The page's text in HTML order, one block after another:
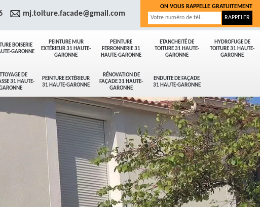
BOISERIE
GARONNE
PEINTURE MUR
EXTÉRIEUR 31 HAUTE-
GARONNE
PEINTURE
FERRONNERIE 31
HAUTE-GARONNE
ETANCHEITÉ DE
TOITURE 31 HAUTE-
GARONNE
HYDROFUGE DE
TOITURE 31 HAUTE-
GARONNE
DE
31 HAUTE-
PEINTURE EXTÉRIEUR
31 HAUTE-GARONNE
RÉNOVATION DE
FAÇADE 31 HAUTE-
GARONNE
ENDUITE DE FAÇADE
31 HAUTE-GARONNE
mj.toiture.facade@gmail.com
ON VOUS RAPPELLE GRATUITEMENT